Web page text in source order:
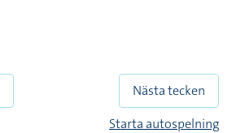
Nästa tecken
Starta autospelning